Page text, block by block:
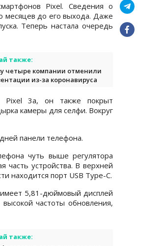
Pixel. Сведения о
месяцев до его выхода. Даже
Теперь настала очередь
также:
четыре компании отменили
из-за коронавируса
3a, он также покрыт
камеры для селфи. Вокруг
панели телефона.
чуть выше регулятора
часть устройства. В верхней
находится порт USB Type-C.
5,81-дюймовый дисплей
частоты обновления,
также: